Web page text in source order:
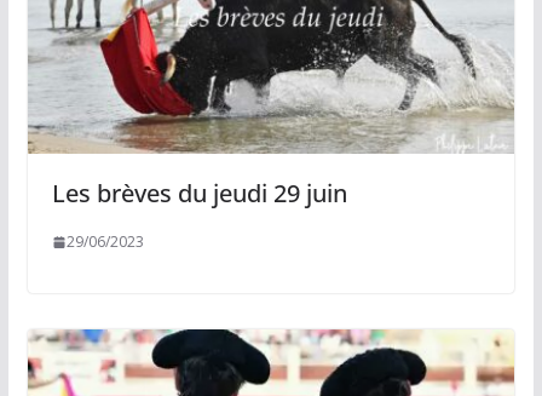
Les brèves du jeudi 29 juin
29/06/2023